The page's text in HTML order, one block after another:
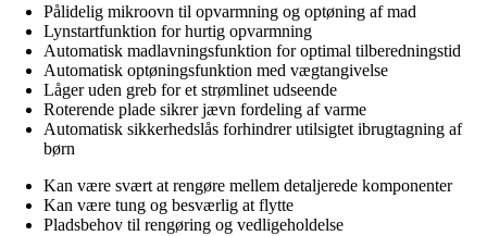
Pålidelig mikroovn til opvarmning og optøning af mad
Lynstartfunktion for hurtig opvarmning
Automatisk madlavningsfunktion for optimal tilberedningstid
Automatisk optøningsfunktion med vægtangivelse
Låger uden greb for et strømlinet udseende
Roterende plade sikrer jævn fordeling af varme
Automatisk sikkerhedslås forhindrer utilsigtet ibrugtagning af
børn
Kan være svært at rengøre mellem detaljerede komponenter
Kan være tung og besværlig at flytte
Pladsbehov til rengøring og vedligeholdelse